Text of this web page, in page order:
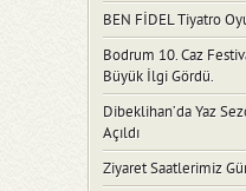
BEN FİDEL Tiyatro
Bodrum 10. Caz
Büyük İlgi Gördü.
Dibeklihan’da Yaz
Açıldı
Ziyaret Saatlerimiz